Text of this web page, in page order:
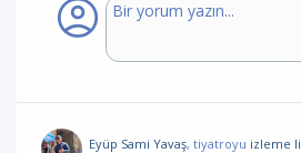
Eyüp Sami Yavaş, tiyatroyu izleme